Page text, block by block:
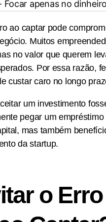
ao captar pode
Muitos
no valor que querem
Por essa razão,
custar caro no longo
um investimento
pegar um
mas também
da startup.
o